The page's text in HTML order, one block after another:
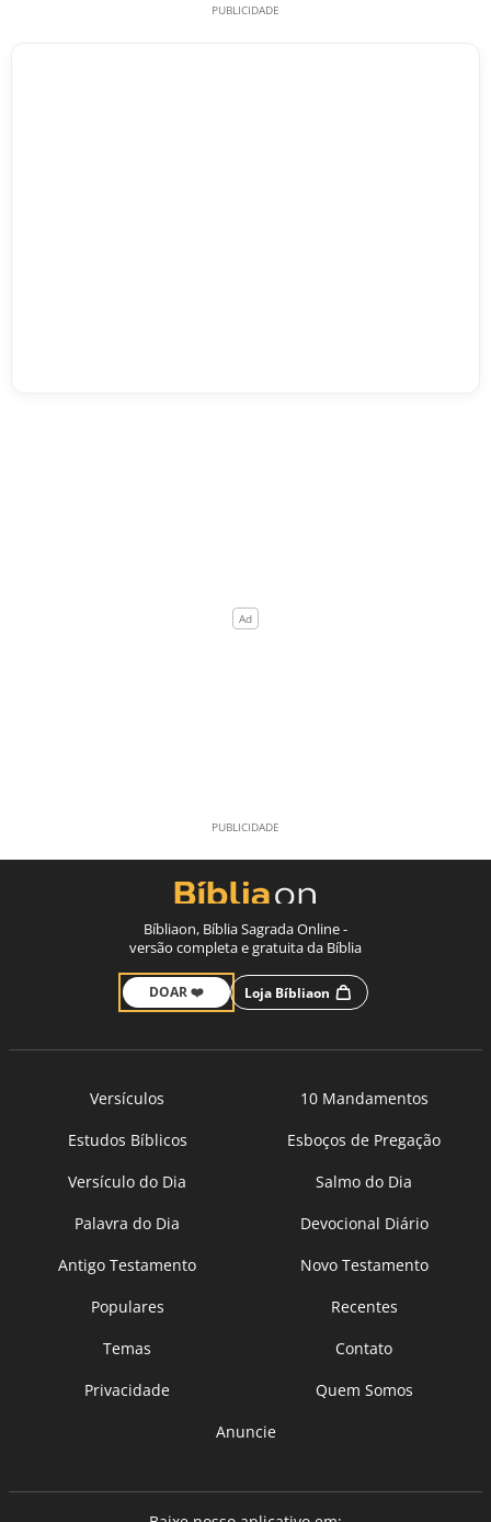
Bíbliaon, Bíblia Sagrada Online -
versão completa e gratuita da Bíblia
DOAR ❤️ Loja Bíbliaon
Versículos
10 Mandamentos
Estudos Bíblicos
Esboços de Pregação
Versículo do Dia
Salmo do Dia
Palavra do Dia
Devocional Diário
Antigo Testamento
Novo Testamento
Populares
Recentes
Temas
Contato
Privacidade
Quem Somos
Anuncie